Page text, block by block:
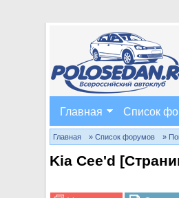
Главная Список
Главная » Список форумов »
Kia Cee'd